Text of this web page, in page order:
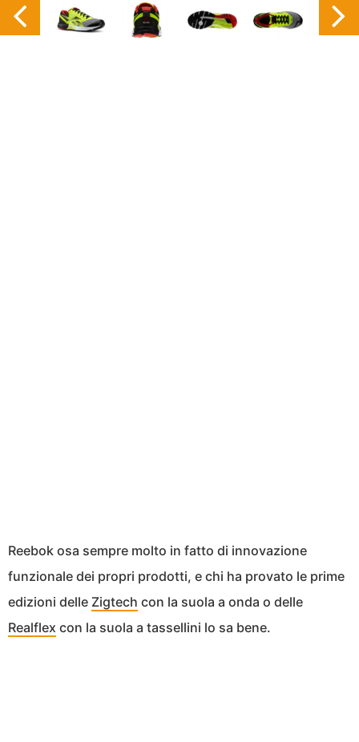
Reebok osa sempre molto in fatto di innovazione
funzionale dei propri prodotti, e chi ha provato le prime
edizioni delle Zigtech con la suola a onda o delle
Realflex con la suola a tassellini lo sa bene.